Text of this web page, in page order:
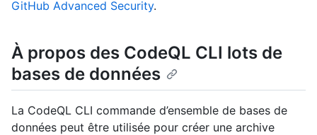
GitHub Advanced Security.
À propos des CodeQL CLI lots de
bases de données
La CodeQL CLI commande d’ensemble de bases de
données peut être utilisée pour créer une archive